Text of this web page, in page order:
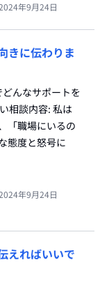
年9月24日
きに伝わりま
んなサポートを
相談内容: 私は
「職場にいるの
態度と怒号に
年9月24日
えればいいで